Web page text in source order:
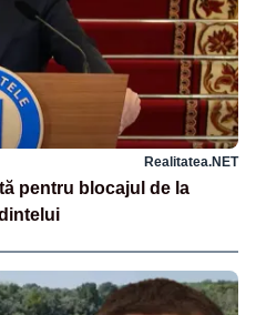
Realitatea.NET
pentru blocajul de la